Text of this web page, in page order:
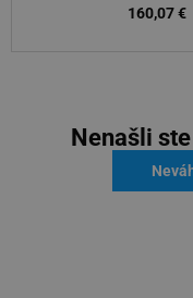
160,07 €
Nenašli